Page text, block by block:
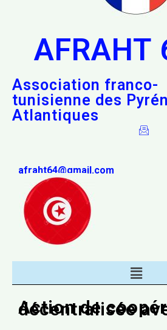
AFRAHT
Association franco-
tunisienne des
Atlantiques
afraht64@gmail.com
Action de
décentralisée